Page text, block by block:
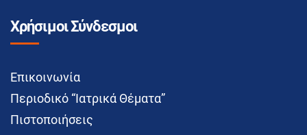
Χρήσιμοι Σύνδεσμοι
Επικοινωνία
Περιοδικό “Ιατρικά Θέματα”
Πιστοποιήσεις